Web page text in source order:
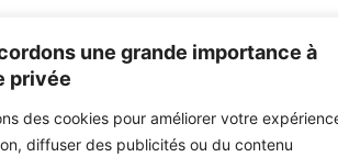
une grande importance à
privée
des cookies pour améliorer votre
diffuser des publicités ou du contenu